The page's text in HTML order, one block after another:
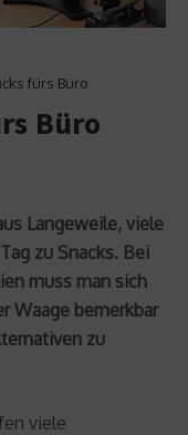
fürs Büro
Büro
Langeweile, viele
zu Snacks. Bei
muss man sich
Waage bemerkbar
zu
viele